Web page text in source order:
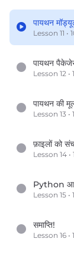
पायथन
Lesson 11 •
पायथन
Lesson 12 •
Lesson 13 •
फ़ाइलों को
Lesson 14 •
Lesson 15 •
समाप्ति!
Lesson 16 •